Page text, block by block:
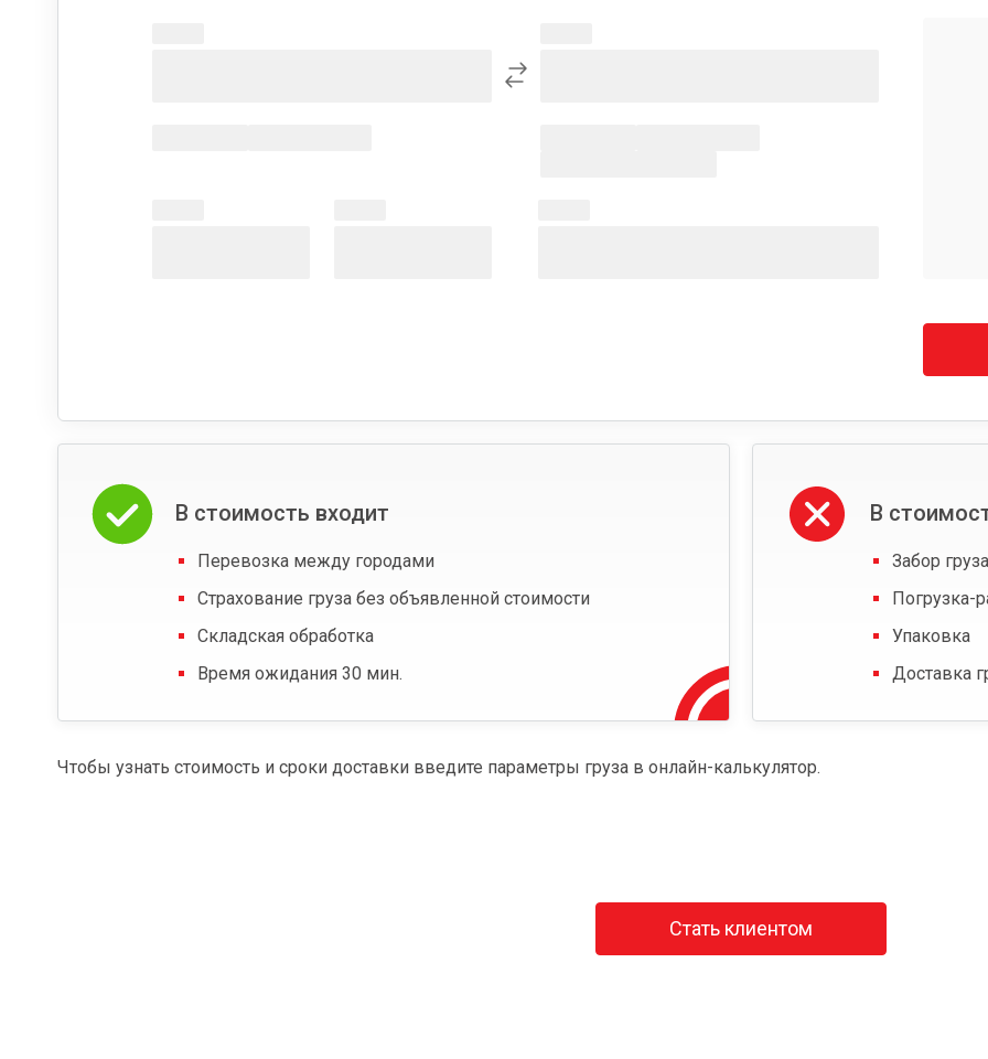
В стоимость входит
Перевозка между городами
Страхование груза без объявленной стоимости
Складская обработка
Время ожидания 30 мин.
В
Забор
Погрузка-
Упаковка
Доставка
Чтобы узнать стоимость и сроки доставки введите параметры груза в онлайн-калькулятор.
Стать клиентом